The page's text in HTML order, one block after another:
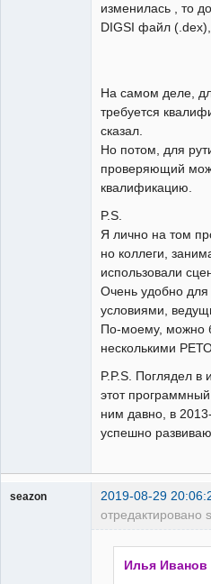
изменилась , то
DIGSI файл
На самом деле,
требуется
сказал.
Но потом, для
проверяющий
квалификацию.
P.S.
Я лично на том
но коллеги,
использовали
Очень удобно
условиями,
По-моему, можно
несколькими
P.P.S. Поглядел в
этот
ним давно, в
успешно
seazon 2019-08-29
отредактировано
Илья Иванов